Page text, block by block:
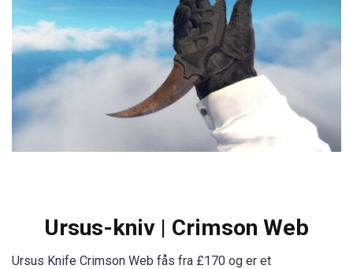
Ursus-kniv | Crimson Web
Ursus Knife Crimson Web fås fra £170 og er et